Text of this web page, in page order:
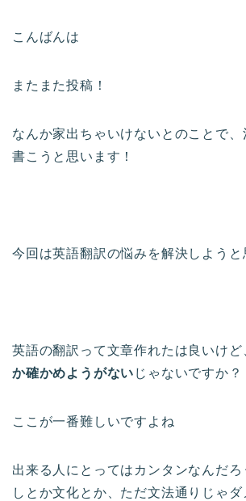
こんばんは
またまた投稿！
なんか家出ちゃいけないとのことで
書こうと思います！
今回は英語翻訳の悩みを解決しようと
英語の翻訳って文章作れたは良いけど
か確かめようがない じゃないですか？
ここが一番難しいですよね
出来る人にとってはカンタンなんだろ
しとか文化とか、ただ文法通りじゃ